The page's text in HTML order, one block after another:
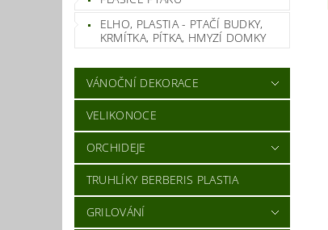
ELHO, PLASTIA - PTAČÍ BUDKY,
KRMÍTKA, PÍTKA, HMYZÍ DOMKY
VÁNOČNÍ DEKORACE
VELIKONOCE
ORCHIDEJE
TRUHLÍKY BERBERIS PLASTIA
GRILOVÁNÍ